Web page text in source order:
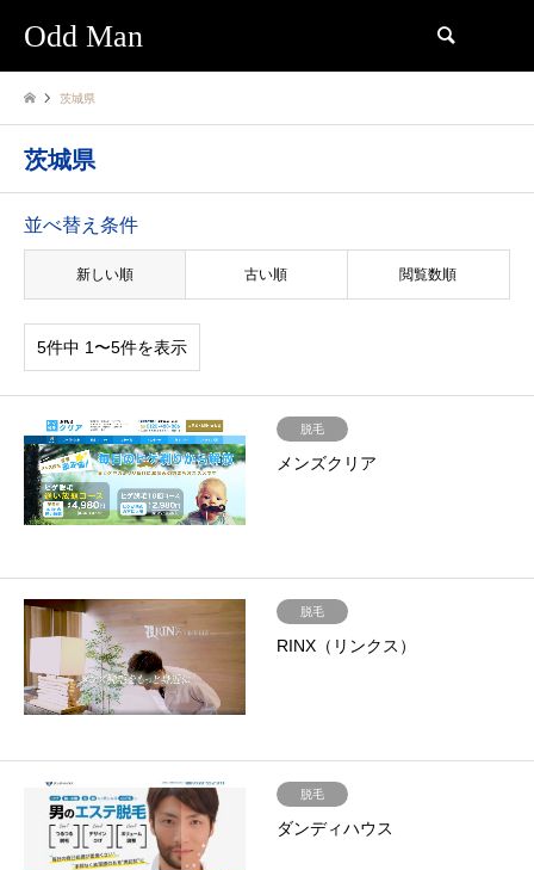
Odd Man
茨城県
茨城県
並べ替え条件
新しい順 古い順 閲覧数順
5件中 1〜5件を表示
脱毛
メンズクリア
脱毛
RINX（リンクス）
脱毛
ダンディハウス